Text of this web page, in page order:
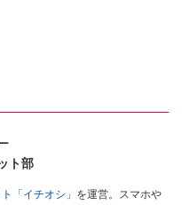
ト部
「イチオシ」 を運営。スマホや